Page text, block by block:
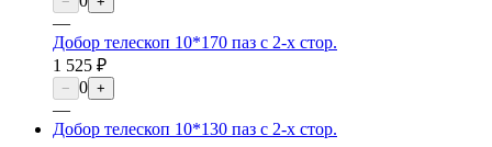
—
Добор телескоп 10*170 паз с 2-х стор.
1 525 ₽
− 0 +
—
Добор телескоп 10*130 паз с 2-х стор.